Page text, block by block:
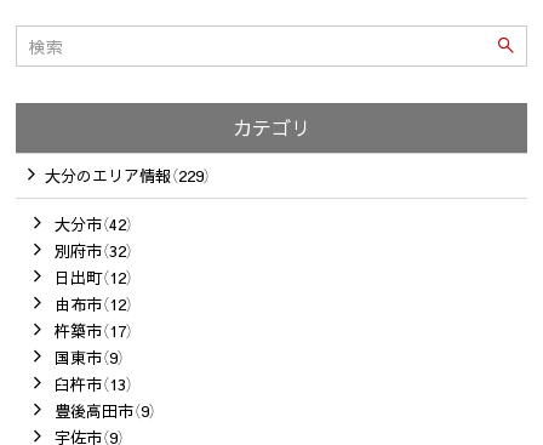
カテゴリ
大分のエリア情報（229）
大分市（42）
別府市（32）
日出町（12）
由布市（12）
杵築市（17）
国東市（9）
臼杵市（13）
豊後高田市（9）
宇佐市（9）